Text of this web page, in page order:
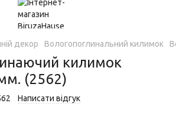
декор Вологопоглинальний килимок
килимок
(2562)
Написати відгук